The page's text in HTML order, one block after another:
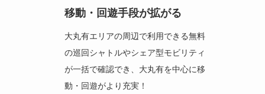
移動・回遊手段が拡がる
大丸有エリアの周辺で利用できる無料
の巡回シャトルやシェア型モビリティ
が一括で確認でき、大丸有を中心に移
動・回遊がより充実！